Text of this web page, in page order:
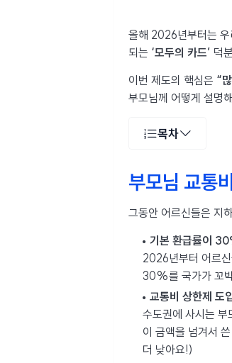
올해 2026년부터는 우
되는 ‘모두의 카드’ 덕
이번 제도의 핵심은 “
부모님께 어떻게 설명
목차
부모님 교통
그동안 어르신들은 지
기본 환급률이
2026년부터 어르
30%를 국가가 꼬
교통비 상한제 도
수도권에 사시는 부
이 금액을 넘겨서
더 낮아요!)